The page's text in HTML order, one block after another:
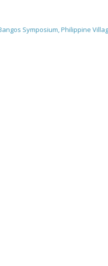
Symposium, Philippine